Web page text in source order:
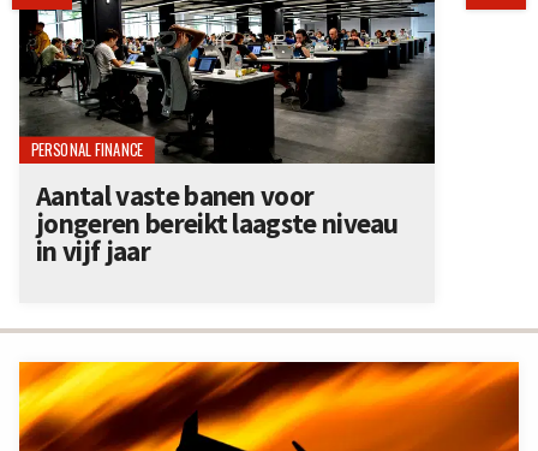
PERSONAL FINANCE
Aantal vaste banen voor
jongeren bereikt laagste niveau
in vijf jaar